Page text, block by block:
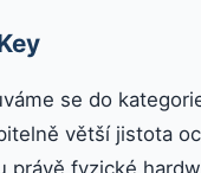
se do
větší jistota